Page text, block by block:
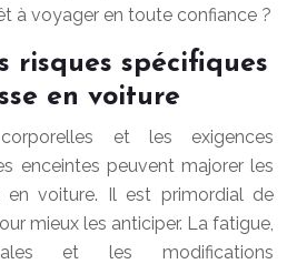
à voyager en toute confiance ?
risques spécifiques
en voiture
et les exigences
enceintes peuvent majorer les
en voiture. Il est primordial de
mieux les anticiper. La fatigue,
et les modifications